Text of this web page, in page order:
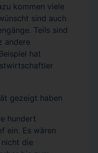
kommen viele
sind auch
Teils sind
andere
hat
gezeigt haben
hundert
ein. Es wären
die